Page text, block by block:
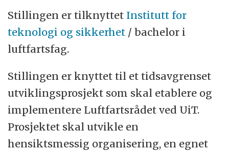
UiT har om lag 18 000 studenter, mer enn
4000 ansatte, og er etablert på fire
hovedcampuser og sju øvrige studiesteder
i Nord-Norge og på Svalbard. Våre største
campuser er Tromsø, Alta, Narvik og
Harstad. UiT har sju fakulteter, 40
institutter og sentre, og ledende
forskningsmiljøer innenfor ulike fag.
Universitetet har 269 studieprogrammer og
Stillingen er tilknyttet Institutt for
teknologi og sikkerhet / bachelor i
luftfartsfag.
Stillingen er knyttet til et tidsavgrenset
utviklingsprosjekt som skal etablere og
implementere Luftfartsrådet ved UiT.
Prosjektet skal utvikle en
hensiktsmessig organisering, en egnet